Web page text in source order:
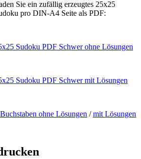
Sie ein zufällig erzeugtes 25x25
pro DIN-A4 Seite als PDF:
Sudoku PDF Schwer ohne Lösungen
Sudoku PDF Schwer mit Lösungen
ohne Lösungen /mit Lösungen